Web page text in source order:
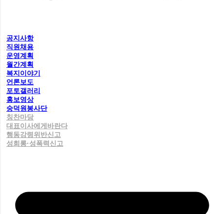
공지사항
직원채용
운영계획
월간계획
복지이야기
언론보도
포토갤러리
홍보영상
숭덕원봉사단
칭찬마당
대표이사에게바란다
행동강령위반신고
성희롱·성폭력신고